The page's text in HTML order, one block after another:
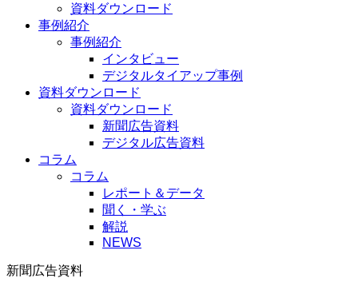
資料ダウンロード
事例紹介
事例紹介
インタビュー
デジタルタイアップ事例
資料ダウンロード
資料ダウンロード
新聞広告資料
デジタル広告資料
コラム
コラム
レポート＆データ
聞く・学ぶ
解説
NEWS
新聞広告資料